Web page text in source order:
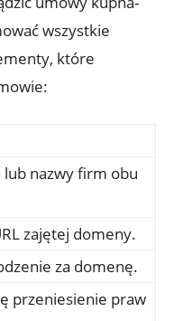
wszystkie
które
lub nazwy firm obu
zajętej domeny.
za domenę.
przeniesienie praw